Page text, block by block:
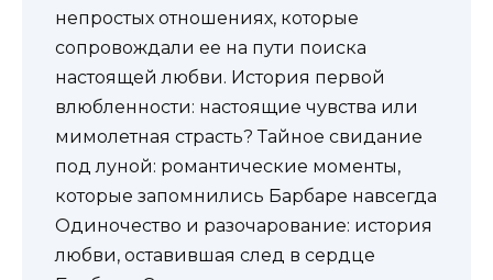
непростых отношениях, которые
сопровождали ее на пути поиска
настоящей любви. История первой
влюбленности: настоящие чувства или
мимолетная страсть? Тайное свидание
под луной: романтические моменты,
которые запомнились Барбаре навсегда
Одиночество и разочарование: история
любви, оставившая след в сердце